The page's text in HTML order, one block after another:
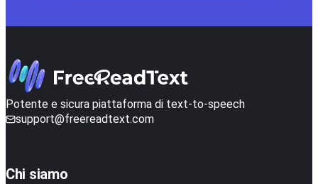
Potente e sicura piattaforma di text-to-speech
support@freereadtext.com
Chi siamo